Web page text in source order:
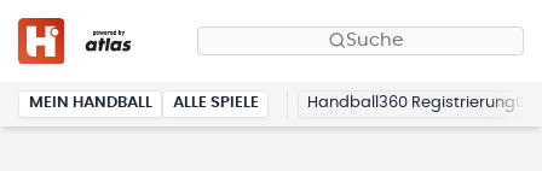
Suche
MEIN HANDBALL ALLE SPIELE Handball360 Registrierung